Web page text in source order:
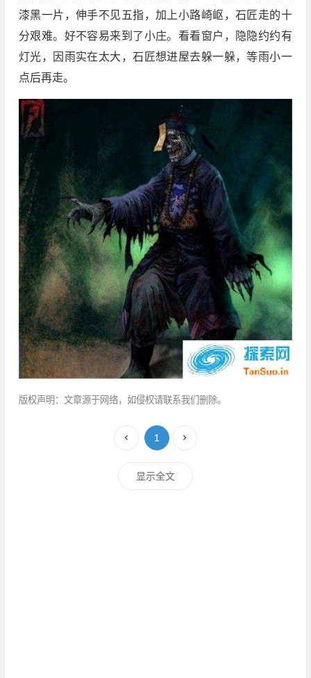
漆黑一片，伸手不见五指，加上小路崎岖，石匠走的十
分艰难。好不容易来到了小庄。看看窗户，隐隐约约有
灯光，因雨实在太大，石匠想进屋去躲一躲，等雨小一
点后再走。
版权声明：文章源于网络，如侵权请联系我们删除。
1
显示全文